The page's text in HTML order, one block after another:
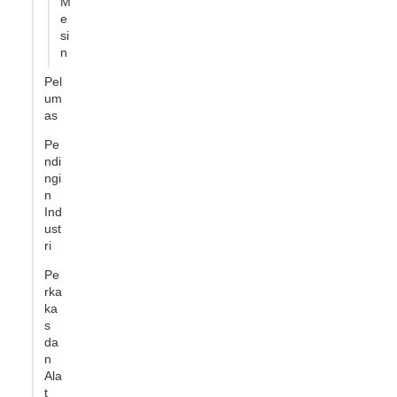
e
si
n
Pel
um
as
Pe
ndi
ngi
n
Ind
ust
ri
Pe
rka
ka
s
da
n
Ala
t